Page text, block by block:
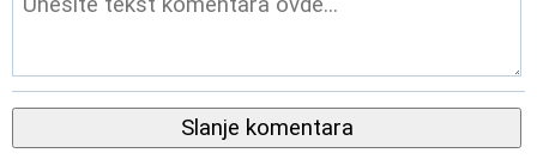
Slanje komentara